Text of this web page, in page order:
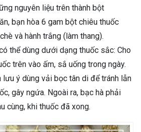
nguyên liệu trên thành bột
bạn hòa 6 gam bột chiêu thuốc
và hành trắng (làm thang).
thể dùng dưới dạng thuốc sắc: Cho
trên vào ấm, sắ uống trong ngày.
lưu ý dùng vải bọc tân di để tránh lẫn
gây ngứa. Ngoài ra, bạc hà phải
cùng, khi thuốc đã xong.